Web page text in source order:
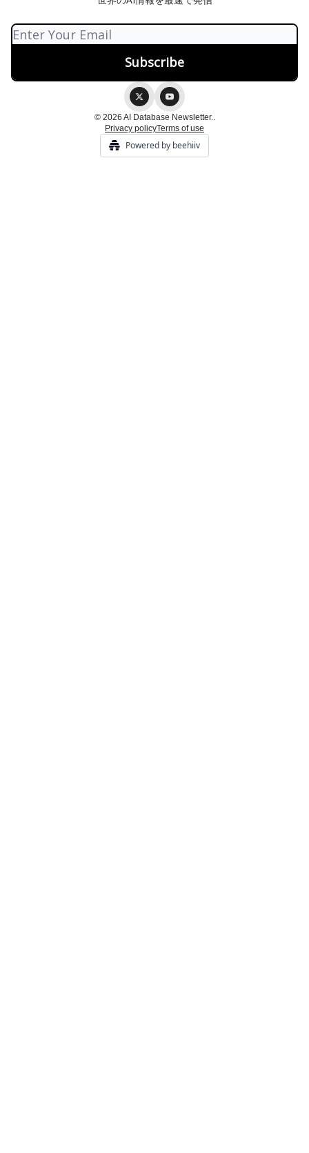
© 2026 AI Database Newsletter..
Privacy policyTerms of use
Powered by beehiiv